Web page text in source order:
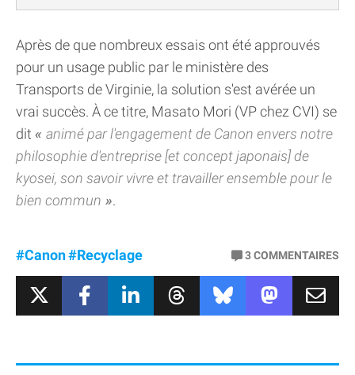
Après de que nombreux essais ont été approuvés
pour un usage public par le ministère des
Transports de Virginie, la solution s'est avérée un
vrai succès. À ce titre, Masato Mori (VP chez CVI) se
dit
animé par l'engagement de Canon envers notre
philosophie d'entreprise [et concept japonais] de
kyosei, son savoir vivre et travailler ensemble pour le
bien commun
.
#Canon#Recyclage 3COMMENTAIRES